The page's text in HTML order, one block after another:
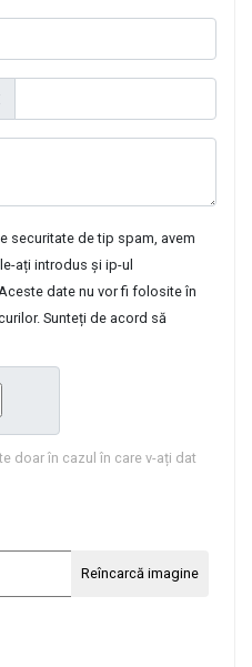
securitate de tip spam, avem
ați introdus și ip-ul
date nu vor fi folosite în
Sunteți de acord să
doar în cazul în care v-ați dat
Reîncarcă imagine